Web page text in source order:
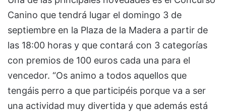
Canino que tendrá lugar el domingo 3 de
septiembre en la Plaza de la Madera a partir de
las 18:00 horas y que contará con 3 categorías
con premios de 100 euros cada una para el
vencedor. “Os animo a todos aquellos que
tengáis perro a que participéis porque va a ser
una actividad muy divertida y que además está